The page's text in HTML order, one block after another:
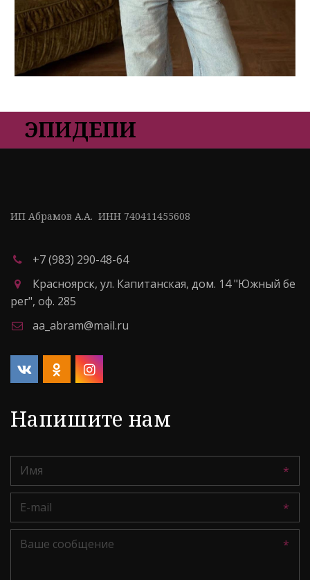
ЭПИДЕПИ
ИП Абрамов А.А.  ИНН 740411455608
+7 (983) 290-48-64
Красноярск, ул. Капитанская, дом. 14 "Южный бе
рег", оф. 285
aa_abram@mail.ru
Напишите нам
*
*
*